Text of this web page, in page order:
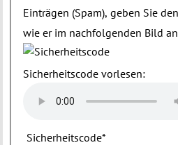
Einträgen (Spam), geben Sie
wie er im nachfolgenden Bild
Sicherheitscode vorlesen:
Sicherheitscode*